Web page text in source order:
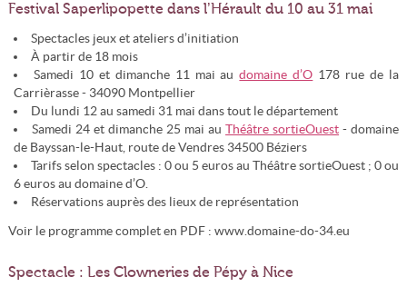
Festival Saperlipopette dans l’Hérault du 10 au 31 mai
Spectacles jeux et ateliers d’initiation
À partir de 18 mois
Samedi 10 et dimanche 11 mai audomaine d’O 178 rue de la
Carrièrasse - 34090 Montpellier
Du lundi 12 au samedi 31 mai dans tout le département
Samedi 24 et dimanche 25 mai auThéâtre sortieOuest - domaine
de Bayssan-le-Haut, route de Vendres 34500 Béziers
Tarifs selon spectacles : 0 ou 5 euros au Théâtre sortieOuest ; 0 ou
6 euros au domaine d’O.
Réservations auprès des lieux de représentation
Voir le programme complet en PDF : www.domaine-do-34.eu
Spectacle : Les Clowneries de Pépy à Nice